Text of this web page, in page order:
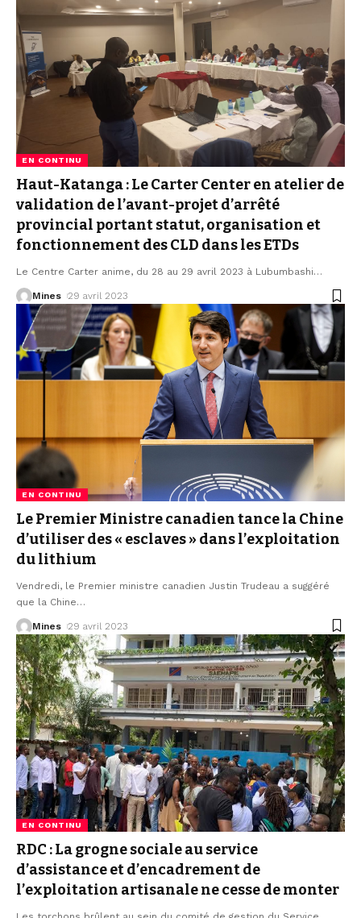
EN CONTINU
Haut-Katanga : Le Carter Center en atelier de
validation de l’avant-projet d’arrêté
provincial portant statut, organisation et
fonctionnement des CLD dans les ETDs
Le Centre Carter anime, du 28 au 29 avril 2023 à Lubumbashi…
Mines 29 avril 2023
EN CONTINU
Le Premier Ministre canadien tance la Chine
d’utiliser des « esclaves » dans l’exploitation
du lithium
Vendredi, le Premier ministre canadien Justin Trudeau a suggéré
que la Chine…
Mines 29 avril 2023
EN CONTINU
RDC : La grogne sociale au service
d’assistance et d’encadrement de
l’exploitation artisanale ne cesse de monter